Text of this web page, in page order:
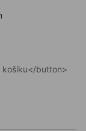
button>